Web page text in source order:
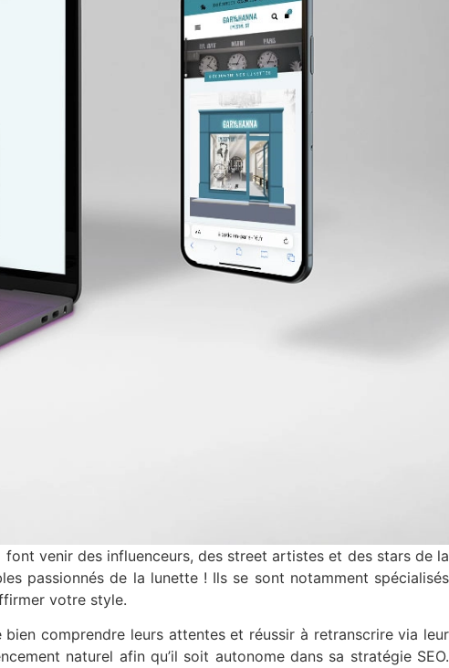
venir des influenceurs, des street artistes et des stars de la
passionnés de la lunette ! Ils se sont notamment spécialisés
votre style.
comprendre leurs attentes et réussir à retranscrire via leur
naturel afin qu’il soit autonome dans sa stratégie SEO.